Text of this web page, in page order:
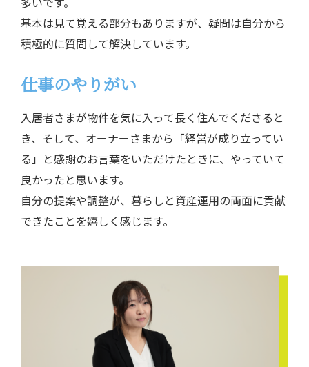
基本は見て覚える部分もありますが、疑問は自分から
積極的に質問して解決しています。
仕事のやりがい
入居者さまが物件を気に入って長く住んでくださると
き、 そして、オーナーさまから「経営が成り立ってい
る」と感謝のお言葉をいただけたときに、やっていて
良かったと思います。
自分の提案や調整が、暮らしと資産運用の両面に貢献
できたことを嬉しく感じます。